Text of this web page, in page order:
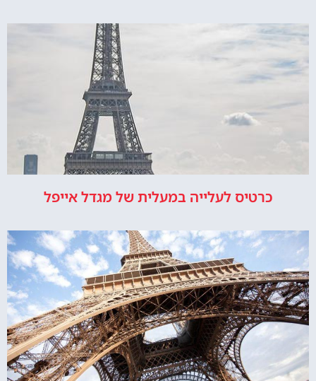
כרטיס לעלייה במעלית של מגדל אייפל